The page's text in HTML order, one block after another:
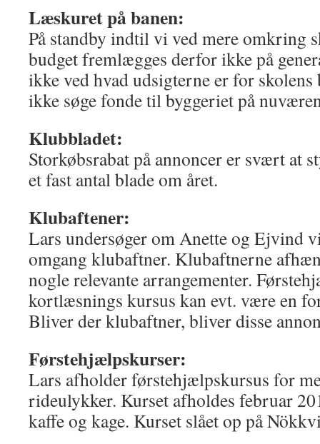
Læskuret på banen:
På standby indtil vi ved mere omkring
budget fremlægges derfor ikke på
ikke ved hvad udsigterne er for
ikke søge fonde til byggeriet på
Klubbladet:
Storkøbsrabat på annoncer er svært at
et fast antal blade om året.
Klubaftener:
Lars undersøger om Anette og Ejvind
omgang klubaftner. Klubaftnerne
nogle relevante arrangementer.
kortlæsnings kursus kan evt. være en
Bliver der klubaftner, bliver disse
Førstehjælpskurser:
Lars afholder førstehjælpskursus for
rideulykker. Kurset afholdes februar
kaffe og kage. Kurset slået op på